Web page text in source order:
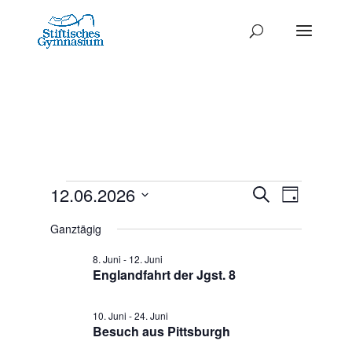
Termine
für
Juni
2026
Termine
Such-
SucheTag
12.06.2026
wählen.
Ganztägig
Englandfahrt der Jgst. 8
8. Juni - 12. Juni
Besuch aus Pittsburgh
10. Juni -24. Juni